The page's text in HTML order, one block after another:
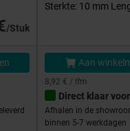
/Stuk
Sterkte: 10 mm
Aan
8,92 € / lfm
Direct klaar
Afhalen in de
binnen 5-7 werkdagen